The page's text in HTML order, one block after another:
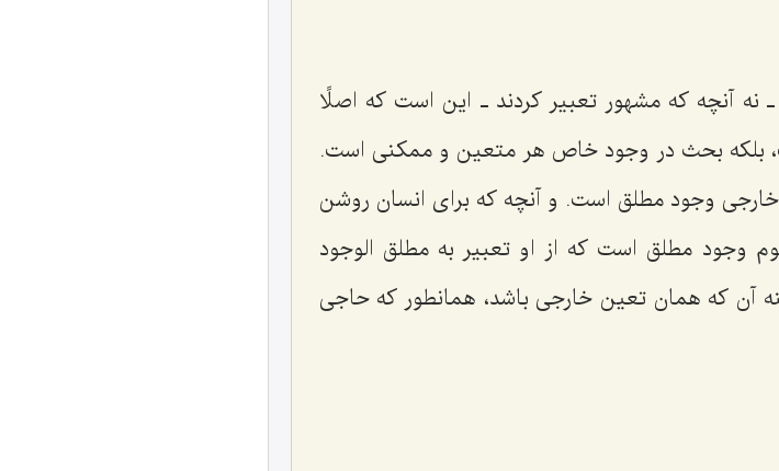
آنچه كه مشهور تعبیر كردند ـ این است كه اصلًا
بلكه بحث در وجود خاص هر متعین و ممكنى است.
وجود مطلق است. و آنچه كه براى انسان روشن
وجود مطلق است كه از او تعبیر به مطلق الوجود
آن كه همان تعین خارجى باشد، همانطور كه حاجى